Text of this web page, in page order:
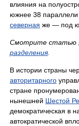
влияния на
южнее 38
северная же — под
Смотрите статью
разделения.
В истории страны
авторитарного
стране
нынешней Шестой
демократическая в
автократической